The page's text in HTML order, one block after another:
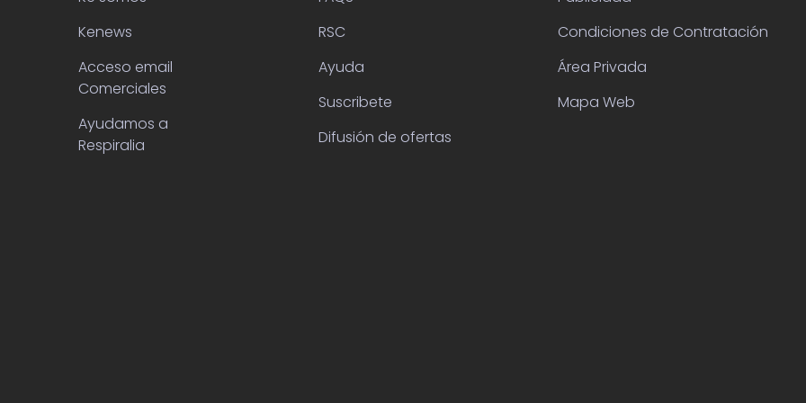
Kenews
Acceso email
Comerciales
Ayudamos a
Respiralia
RSC
Ayuda
Suscribete
Difusión de ofertas
Condiciones de Contratación
Área Privada
Mapa Web